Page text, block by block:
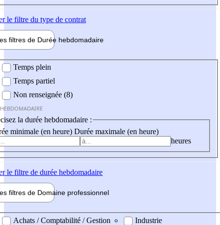
le filtre du type de contrat
filtres de Durée hebdomadaire
Temps plein
Temps partiel
Non renseignée (8)
la durée hebdomadaire :
minimale (en heure) Durée maximale (en heure)
heures
le filtre de durée hebdomadaire
filtres de Domaine professionnel
professionel
Achats / Comptabilité / Gestion
Industrie